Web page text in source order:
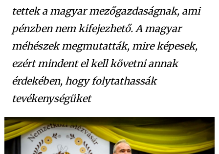
tettek a magyar mezőgazdaságnak, ami
pénzben nem kifejezhető. A magyar
méhészek megmutatták, mire képesek,
ezért mindent el kell követni annak
érdekében, hogy folytathassák
tevékenységüket